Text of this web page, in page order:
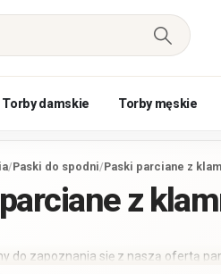
Torby damskie Torby męskie
/Paski do spodni/Paski parciane z
z
do zapoznania się z naszą ofertą